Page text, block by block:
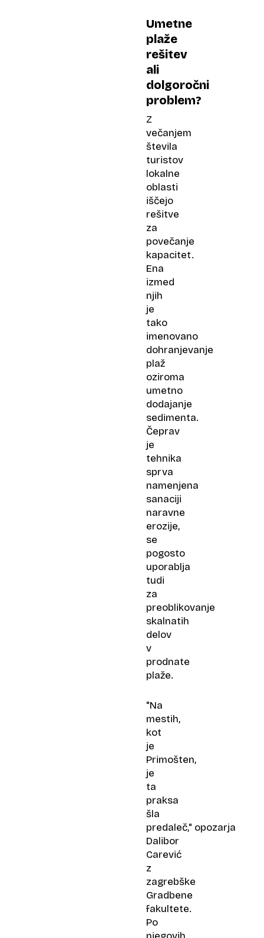
Umetne
plaže
rešitev
ali
dolgoročni
problem?
Z
večanjem
števila
turistov
lokalne
oblasti
iščejo
rešitve
za
povečanje
kapacitet.
Ena
izmed
njih
je
tako
imenovano
dohranjevanje
plaž
oziroma
umetno
dodajanje
sedimenta.
Čeprav
je
tehnika
sprva
namenjena
sanaciji
naravne
erozije,
se
pogosto
uporablja
tudi
za
preoblikovanje
skalnatih
delov
v
prodnate
plaže.
"Na
mestih,
kot
je
Primošten,
je
ta
praksa
šla
predaleč," opozarja
Dalibor
Carević
z
zagrebške
Gradbene
fakultete.
Po